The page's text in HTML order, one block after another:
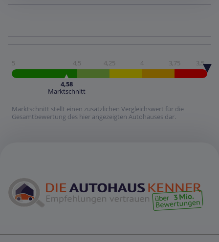
5 4,5 4,25 4 3,75 3,5
4,58
Marktschnitt
Marktschnitt stellt einen zusätzlichen Vergleichswert für die
Gesamtbewertung des hier angezeigten Autohauses dar.